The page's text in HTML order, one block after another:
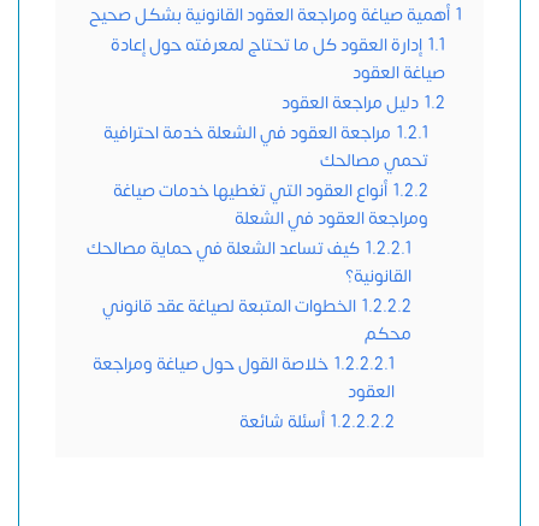
1 أهمية صياغة ومراجعة العقود القانونية بشكل صحيح
1.1 إدارة العقود كل ما تحتاج لمعرفته حول إعادة
صياغة العقود
1.2 دليل مراجعة العقود
1.2.1 مراجعة العقود في الشعلة خدمة احترافية
تحمي مصالحك
1.2.2 أنواع العقود التي تغطيها خدمات صياغة
ومراجعة العقود في الشعلة
1.2.2.1 كيف تساعد الشعلة في حماية مصالحك
القانونية؟
1.2.2.2 الخطوات المتبعة لصياغة عقد قانوني
محكم
1.2.2.2.1 خلاصة القول حول صياغة ومراجعة
العقود
1.2.2.2.2 أسئلة شائعة